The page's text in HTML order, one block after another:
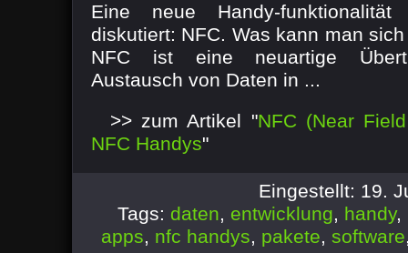
Eine neue Handy-
diskutiert: NFC. Was kann man
NFC ist eine neuartige
Austausch von Daten in ...
>> zum Artikel "NFC (Near
NFC Handys"
Eingestellt: 19.
Tags: daten, entwicklung, handy,
apps, nfc handys, pakete, software